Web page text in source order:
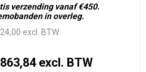
verzending vanaf €450.
in overleg.
excl. BTW
excl. BTW